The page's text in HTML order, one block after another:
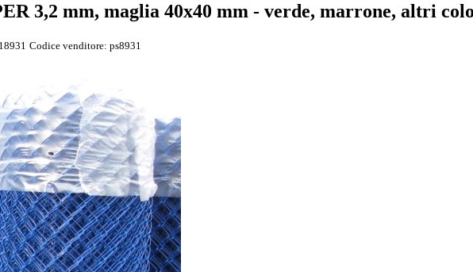
3,2 mm, maglia 40x40 mm - verde, marrone, altri
Codice venditore: ps8931